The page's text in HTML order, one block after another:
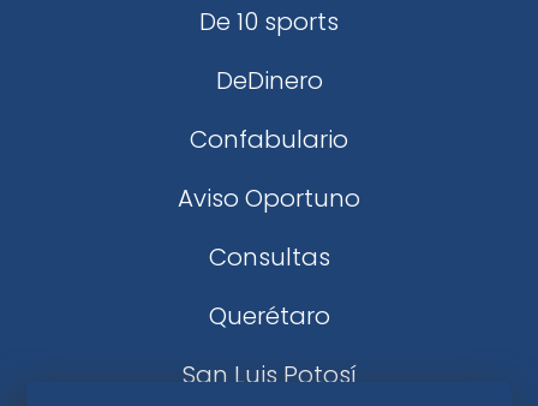
De 10 sports
DeDinero
Confabulario
Aviso Oportuno
Consultas
Querétaro
San Luis Potosí